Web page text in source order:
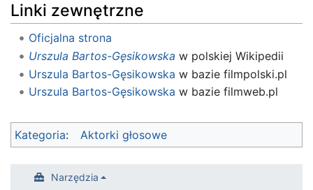
Linki zewnętrzne
Oficjalna strona
Urszula Bartos-Gęsikowska w polskiej Wikipedii
Urszula Bartos-Gęsikowska w bazie filmpolski.pl
Urszula Bartos-Gęsikowska w bazie filmweb.pl
Kategoria: Aktorki głosowe
Narzędzia